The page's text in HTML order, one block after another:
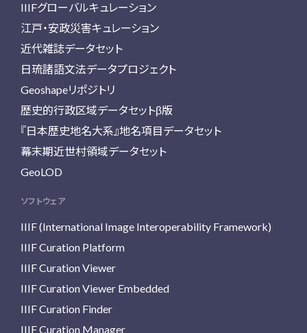
IIIFグローバルキュレーション
江戸・安政災害キュレーション
近代雑誌データセット
日琉諸語文法データプロジェクト
Geoshapeリポジトリ
歴史的行政区域データセットβ版
『日本歴史地名大系』地名項目データセット
幕末期近世村領域データセット
GeoLOD
ソフトウェア
IIIF (International Image Interoperability Framework)
IIIF Curation Platform
IIIF Curation Viewer
IIIF Curation Viewer Embedded
IIIF Curation Finder
IIIF Curation Manager